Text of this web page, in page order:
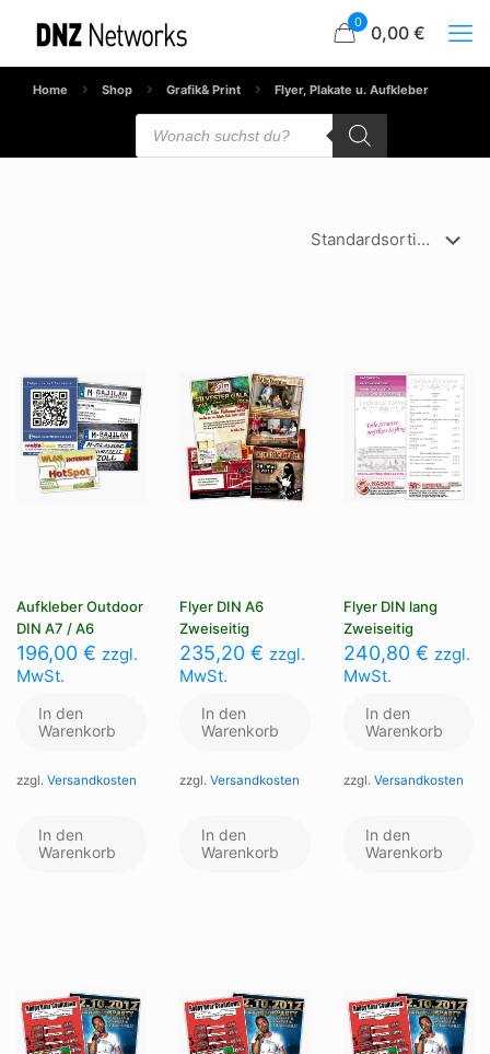
0 0,00 €
Home Shop Grafik& Print Flyer, Plakate u. Aufkleber
Products
search
Aufkleber Outdoor
DIN A7 / A6
196,00 € zzgl.
MwSt.
In den
Warenkorb
zzgl. Versandkosten
In den
Warenkorb
Flyer DIN A6
Zweiseitig
235,20€ zzgl.
MwSt.
In den
Warenkorb
zzgl.Versandkosten
In den
Warenkorb
Flyer DIN lang
Zweiseitig
240,80 € zzgl.
MwSt.
In den
Warenkorb
zzgl. Versandkosten
In den
Warenkorb